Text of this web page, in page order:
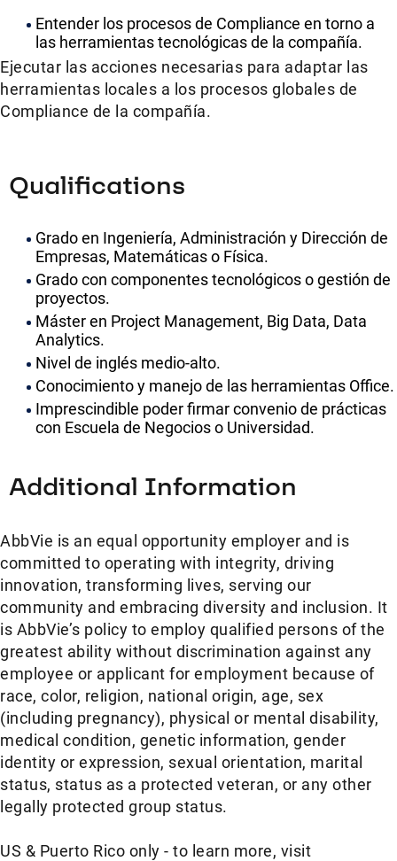
Entender los procesos de Compliance en torno a
las herramientas tecnológicas de la compañía.
Ejecutar las acciones necesarias para adaptar las
herramientas locales a los procesos globales de
Compliance de la compañía.
Qualifications
Grado en Ingeniería, Administración y Dirección de
Empresas, Matemáticas o Física.
Grado con componentes tecnológicos o gestión de
proyectos.
Máster en Project Management, Big Data, Data
Analytics.
Nivel de inglés medio-alto.
Conocimiento y manejo de las herramientas Office.
Imprescindible poder firmar convenio de prácticas
con Escuela de Negocios o Universidad.
Additional Information
AbbVie is an equal opportunity employer and is
committed to operating with integrity, driving
innovation, transforming lives, serving our
community and embracing diversity and inclusion. It
is AbbVie’s policy to employ qualified persons of the
greatest ability without discrimination against any
employee or applicant for employment because of
race, color, religion, national origin, age, sex
(including pregnancy), physical or mental disability,
medical condition, genetic information, gender
identity or expression, sexual orientation, marital
status, status as a protected veteran, or any other
legally protected group status.
US & Puerto Rico only - to learn more, visit